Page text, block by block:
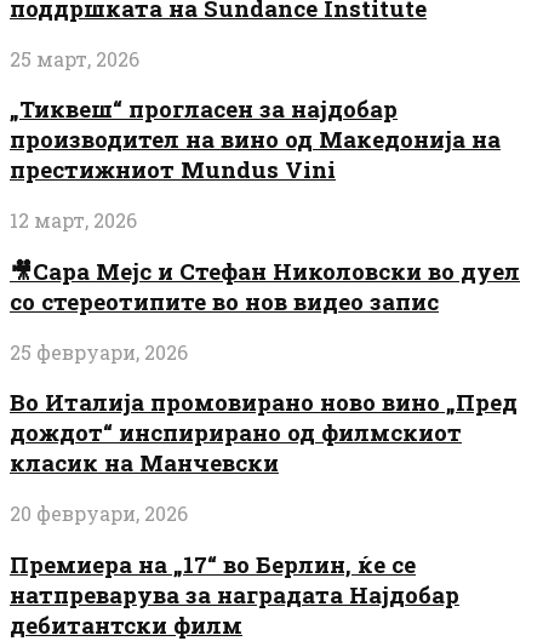
поддршката на Sundance Institute
25 март, 2026
„Тиквеш“ прогласен за најдобар
производител на вино од Македонија на
престижниот Mundus Vini
12 март, 2026
🎥Сара Мејс и Стефан Николовски во дуел
со стереотипите во нов видео запис
25 февруари, 2026
Во Италија промовирано ново вино „Пред
дождот“ инспирирано од филмскиот
класик на Манчевски
20 февруари, 2026
Премиера на „17“ во Берлин, ќе се
натпреварува за наградата Најдобар
дебитантски филм